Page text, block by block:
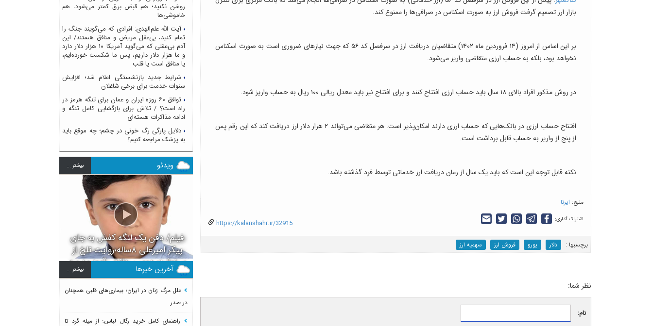
بازار ارز تصمیم گرفت فروش ارز به صورت اسکناس در صرافی‌ها را ممنوع کند.
بر این اساس از امروز (۱۴ فروردین ماه ۱۴۰۲) متقاضیان دریافت ارز در سرفصل کد ۵۶ که جهت نیازهای ضروری است به صورت اسکناس
نخواهد بود، بلکه به حساب ارزی متقاضی واریز می‌شود.
در روش مذکور افراد بالای ۱۸ سال باید حساب ارزی افتتاح کنند و برای افتتاح نیز باید معدل ریالی ۱۰۰ ریال به حساب واریز شود.
افتتاح حساب ارزی در بانک‌هایی که حساب ارزی دارند امکان‌پذیر است. هر متقاضی می‌تواند ۲ هزار دلار ارز دریافت کند که این رقم پس
از پنج از واریز به حساب قابل برداشت است.
نکته قابل توجه این است که باید یک سال از زمان دریافت ارز خدماتی توسط فرد گذشته باشد.
منبع: ایرنا
https://kalanshahr.ir/32915 اشتراک گذاری:
برچسب‎ها : دلار یورو فروش ارز سهمیه ارز
نظر شما:
نام:
روشن نکنید؛ هم قبض برق کمتر می‌شود، هم
خاموشی‌ها
آیت الله علم‌الهدی: افرادی که می‌گویند جنگ را
تمام کنید، بی‌عقل مریض و منافق هستند/ این
آدم بی‌عقلی که می‌گوید آمریکا ۱۰ هزار دلار دارد
و ما هزار دلار داریم، پس ما شکست خورده‌ایم،
یا منافق است یا قلب
شرایط جدید بازنشستگی اعلام شد؛ افزایش
سنوات خدمت برای برخی شاغلان
توافق ۶۰ روزه ایران و عمان برای تنگه هرمز در
راه است؟ / تلاش برای بازگشایی کامل تنگه و
ادامه مذاکرات هسته‌ای
دلایل پارگی رگ خونی در چشم؛ چه موقع باید
به پزشک مراجعه کنیم؟
ویدئو بيشتر ...
فیلم/ دفن یک لنگه کفش به جای
پیکر امیرعلی ۸ساله؛روایت تلخ از
سرنوشت دومین دانش آموز مدرسه
میناب بعد از ماکان
آخرین خبرها بيشتر ...
علل مرگ زنان در ایران؛ بیماری‌های قلبی همچنان
در صدر
راهنمای کامل خرید رگال لباس؛ از میله گرد تا